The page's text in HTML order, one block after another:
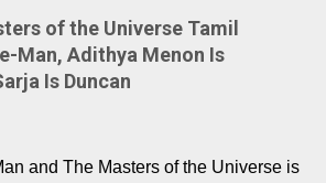
of the Universe Tamil
Man, Adithya Menon Is
Is Duncan
and The Masters of the Universe is